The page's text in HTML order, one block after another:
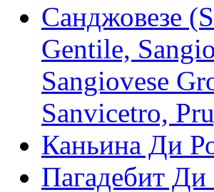
Санджовезе
Gentile,
Sangiovese
Sanvicetro,
Каньина Ди
Пагадебит